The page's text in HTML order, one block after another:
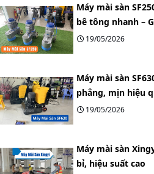
Máy mài sàn
bê tông nhanh –
19/05/2026
Máy mài sàn
phẳng, mịn hiệu
19/05/2026
Máy mài sàn
bỉ, hiệu suất cao